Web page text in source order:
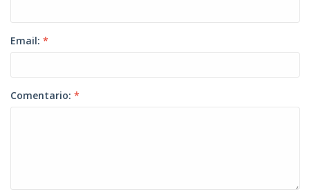
Email: *
Comentario: *